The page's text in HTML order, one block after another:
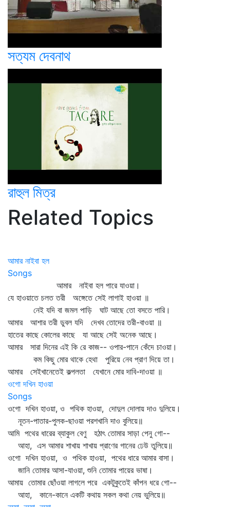
সত্যম দেবনাথ
রাহুল মিত্র
Related Topics
আমার নাইবা হল
Songs
আমার নাইবা হল পারে যাওয়া।
যে হাওয়াতে চলত তরী অঙ্গেতে সেই লাগাই হাওয়া ॥
নেই যদি বা জমল পাড়ি ঘাট আছে তো বসতে পারি।
আমার আশার তরী ডুবল যদি দেখব তোদের তরী-বাওয়া ॥
হাতের কাছে কোলের কাছে যা আছে সেই অনেক আছে।
আমার সারা দিনের এই কি রে কাজ-- ওপার-পানে কেঁদে চাওয়া।
কম কিছু মোর থাকে হেথা পুরিয়ে নেব প্রাণ দিয়ে তা।
আমার সেইখানেতেই কল্পলতা যেখানে মোর দাবি-দাওয়া ॥
ওগো দখিন হাওয়া
Songs
ওগো দখিন হাওয়া, ও পথিক হাওয়া, দোদুল দোলায় দাও দুলিয়ে।
নূতন-পাতার-পুলক-ছাওয়া পরশখানি দাও বুলিয়ে॥
আমি পথের ধারের ব্যাকুল বেণু হঠাৎ তোমার সাড়া পেনু গো--
আহা, এস আমার শাখায় শাখায় প্রাণের গানের ঢেউ তুলিয়ে॥
ওগো দখিন হাওয়া, ও পথিক হাওয়া, পথের ধারে আমার বাসা।
জানি তোমার আসা-যাওয়া, শুনি তোমার পায়ের ভাষা।
আমায় তোমার ছোঁওয়া লাগলে পরে একটুকুতেই কাঁপন ধরে গো--
আহা, কানে-কানে একটি কথায় সকল কথা নেয় ভুলিয়ে॥